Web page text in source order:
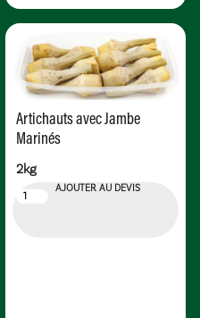
Artichauts avec Jambe
Marinés
2kg
AJOUTER AU DEVIS